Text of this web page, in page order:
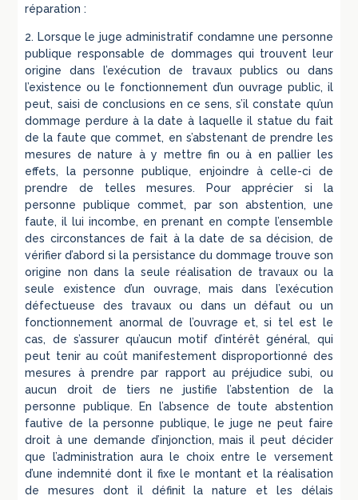
réparation :
2. Lorsque le juge administratif condamne une personne
publique responsable de dommages qui trouvent leur
origine dans l’exécution de travaux publics ou dans
l’existence ou le fonctionnement d’un ouvrage public, il
peut, saisi de conclusions en ce sens, s’il constate qu’un
dommage perdure à la date à laquelle il statue du fait
de la faute que commet, en s’abstenant de prendre les
mesures de nature à y mettre fin ou à en pallier les
effets, la personne publique, enjoindre à celle-ci de
prendre de telles mesures. Pour apprécier si la
personne publique commet, par son abstention, une
faute, il lui incombe, en prenant en compte l’ensemble
des circonstances de fait à la date de sa décision, de
vérifier d’abord si la persistance du dommage trouve son
origine non dans la seule réalisation de travaux ou la
seule existence d’un ouvrage, mais dans l’exécution
défectueuse des travaux ou dans un défaut ou un
fonctionnement anormal de l’ouvrage et, si tel est le
cas, de s’assurer qu’aucun motif d’intérêt général, qui
peut tenir au coût manifestement disproportionné des
mesures à prendre par rapport au préjudice subi, ou
aucun droit de tiers ne justifie l’abstention de la
personne publique. En l’absence de toute abstention
fautive de la personne publique, le juge ne peut faire
droit à une demande d’injonction, mais il peut décider
que l’administration aura le choix entre le versement
d’une indemnité dont il fixe le montant et la réalisation
de mesures dont il définit la nature et les délais